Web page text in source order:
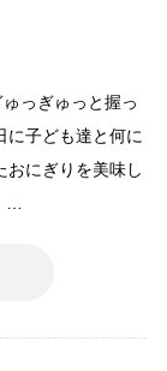
っぎゅっと握っ
に子ども達と何に
おにぎりを美味し